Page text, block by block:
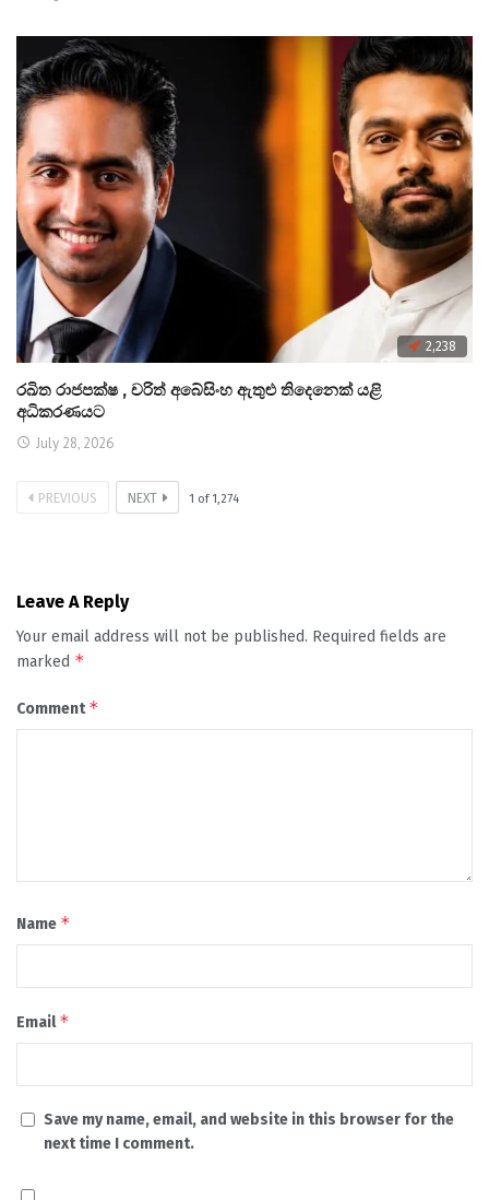
2,238
රඛිත රාජපක්ෂ , චරිත් අබේසිංහ ඇතුළු තිදෙනෙක් යළි
අධිකරණයට
July 28, 2026
PREVIOUS NEXT 1 of 1,274
Leave A Reply
Your email address will not be published. Required fields are
marked *
Comment*
Name *
Email*
Save my name, email, and website in this browser for the
next time I comment.